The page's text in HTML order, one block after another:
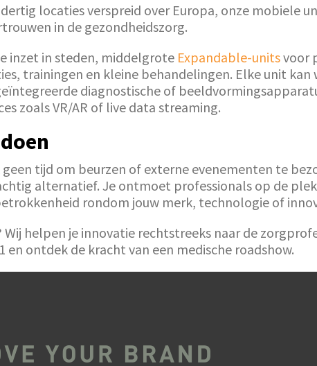
locaties verspreid over Europa, onze mobiele
in de gezondheidszorg.
inzet in steden, middelgrote Expandable-unitsvoor
trainingen en kleine behandelingen. Elke unit
diagnostische of
zoals VR/AR of live data streaming.
tijd om beurzen of externe evenementen te
alternatief. Je ontmoet professionals op de
rondom jouw merk, technologie of
helpen je innovatie rechtstreeks naar de
en ontdek de kracht van een medische roadshow.